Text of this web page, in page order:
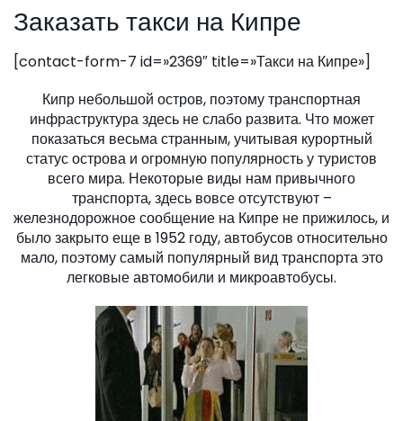
Заказать такси на Кипре
[contact-form-7 id=»2369″ title=»Такси на Кипре»]
Кипр небольшой остров, поэтому транспортная
инфраструктура здесь не слабо развита. Что может
показаться весьма странным, учитывая курортный
статус острова и огромную популярность у туристов
всего мира. Некоторые виды нам привычного
транспорта, здесь вовсе отсутствуют –
железнодорожное сообщение на Кипре не прижилось, и
было закрыто еще в 1952 году, автобусов относительно
мало, поэтому самый популярный вид транспорта это
легковые автомобили и микроавтобусы.